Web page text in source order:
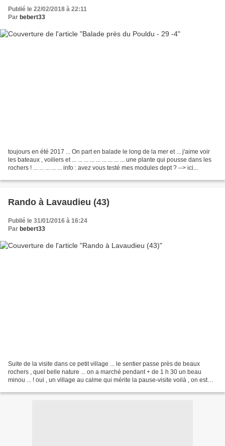
Publié le 22/02/2018 à 22:11
Par bebert33
toujours en été 2017 ... On part en balade le long de la mer et ... j'aime voir
les bateaux , voiliers et ... ... ... ... ... ... ... ... ... une plante qui pousse dans les
rochers ! ... ... ... ... ... info : avez vous testé mes modules dept ? --> ici...
Rando à Lavaudieu (43)
Publié le 31/01/2016 à 16:24
Par bebert33
Suite de la visite dans ce petit village ... le sentier passe près de beaux
rochers , quel belle nature ... on a marché pendant + de 1 h 30 un beau
minou ... ! oui , un village au calme qui mérite la pause-visite voilà , on est